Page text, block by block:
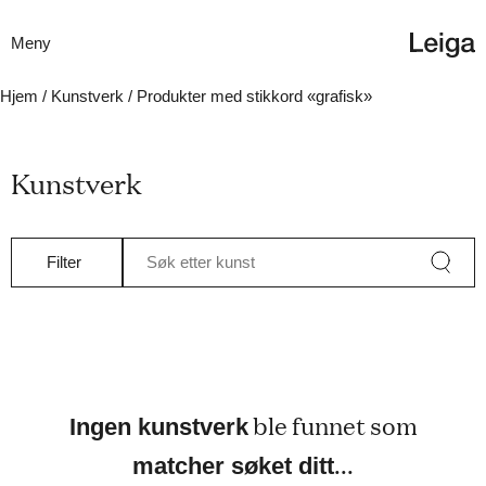
Meny
Hjem / Kunstverk / Produkter med stikkord «grafisk»
Kunstverk
Filter Søk etter kunst
Ingen kunstverkble funnet som
matcher søket ditt...